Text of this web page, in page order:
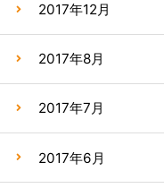
2017年12月
2017年8月
2017年7月
2017年6月